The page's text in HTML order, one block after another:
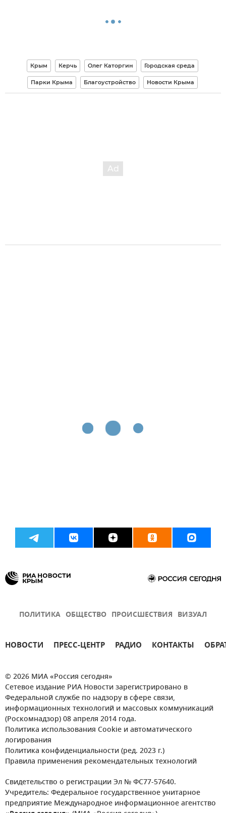
Крым Керчь Олег Каторгин Городская среда
Парки Крыма Благоустройство Новости Крыма
ПОЛИТИКА ОБЩЕСТВО ПРОИСШЕСТВИЯ ВИЗУАЛ
НОВОСТИ ПРЕСС-ЦЕНТР РАДИО КОНТАКТЫ
© 2026 МИА «Россия сегодня»
Сетевое издание РИА Новости зарегистрировано в
Федеральной службе по надзору в сфере связи,
информационных технологий и массовых коммуникаций
(Роскомнадзор) 08 апреля 2014 года.
Политика использования Cookie и автоматического
логирования
Политика конфиденциальности (ред. 2023 г.)
Правила применения рекомендательных технологий
Свидетельство о регистрации Эл № ФС77-57640.
Учредитель: Федеральное государственное унитарное
предприятие Международное информационное агентство